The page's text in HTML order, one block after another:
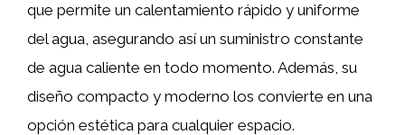
que permite un calentamiento rápido y uniforme
del agua, asegurando así un suministro constante
de agua caliente en todo momento. Además, su
diseño compacto y moderno los convierte en una
opción estética para cualquier espacio.